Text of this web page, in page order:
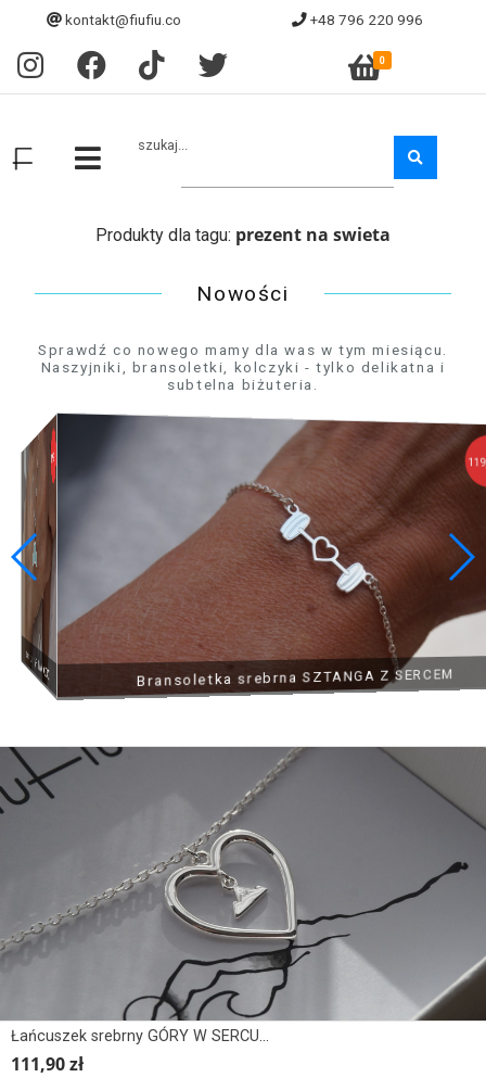
kontakt@fiufiu.co +48 796 220 996
0
szukaj...
Produkty dla tagu: prezent na swieta
Nowości
Sprawdź co nowego mamy dla was w tym miesiącu.
Naszyjniki, bransoletki, kolczyki - tylko delikatna i
subtelna biżuteria.
Łańcuszek srebrny PŁETWA W KOLORZE Bransoletka srebrna SZTANGA Z SERCEM
119,90 zł
Łańcuszek srebrny ROZGWIAZDA Z KRYSZTAŁKAMI
Łańcuszek srebrny SURF, DESKA SURFINGOWA EMALIA
KOLOR
Łańcuszek srebrny GÓRY W SERCU WISZĄCE
111,90 zł